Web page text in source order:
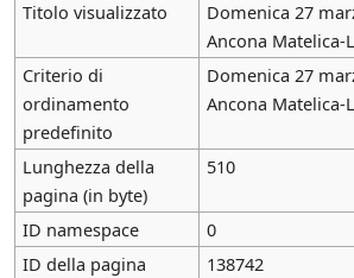
Titolo visualizzato
Domenica 27
Ancona Matelica-
Criterio di
ordinamento
predefinito
Domenica 27
Ancona Matelica-
Lunghezza della
pagina (in byte)
510
ID namespace
0
ID della pagina
138742